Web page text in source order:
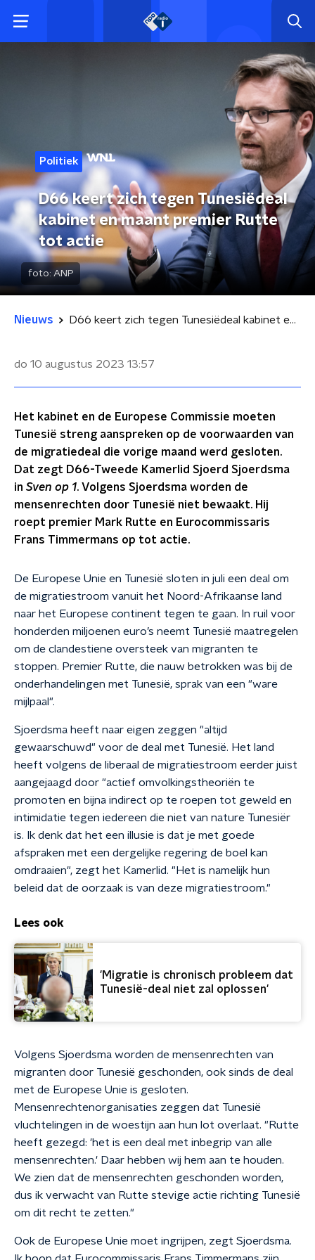
Politiek
D66 keert zich tegen Tunesiëdeal
kabinet en maant premier Rutte
tot actie
foto: ANP
Nieuws D66 keert zich tegen Tunesiëdeal kabinet en maant premier Rutte tot actie
do 10 augustus 2023 13:57
Het kabinet en de Europese Commissie moeten
Tunesië streng aanspreken op de voorwaarden van
de migratiedeal die vorige maand werd gesloten.
Dat zegt D66-Tweede Kamerlid Sjoerd Sjoerdsma
in Sven op 1. Volgens Sjoerdsma worden de
mensenrechten door Tunesië niet bewaakt. Hij
roept premier Mark Rutte en Eurocommissaris
Frans Timmermans op tot actie.
De Europese Unie en Tunesië sloten in juli een deal om
de migratiestroom vanuit het Noord-Afrikaanse land
naar het Europese continent tegen te gaan. In ruil voor
honderden miljoenen euro’s neemt Tunesië maatregelen
om de clandestiene oversteek van migranten te
stoppen. Premier Rutte, die nauw betrokken was bij de
onderhandelingen met Tunesië, sprak van een "ware
mijlpaal".
Sjoerdsma heeft naar eigen zeggen "altijd
gewaarschuwd" voor de deal met Tunesië. Het land
heeft volgens de liberaal de migratiestroom eerder juist
aangejaagd door "actief omvolkingstheoriën te
promoten en bijna indirect op te roepen tot geweld en
intimidatie tegen iedereen die niet van nature Tunesiër
is. Ik denk dat het een illusie is dat je met goede
afspraken met een dergelijke regering de boel kan
omdraaien", zegt het Kamerlid. "Het is namelijk hun
beleid dat de oorzaak is van deze migratiestroom."
Lees ook
'Migratie is chronisch probleem dat
Tunesië-deal niet zal oplossen'
Volgens Sjoerdsma worden de mensenrechten van
migranten door Tunesië geschonden, ook sinds de deal
met de Europese Unie is gesloten.
Mensenrechtenorganisaties zeggen dat Tunesië
vluchtelingen in de woestijn aan hun lot overlaat. "Rutte
heeft gezegd: 'het is een deal met inbegrip van alle
mensenrechten.' Daar hebben wij hem aan te houden.
We zien dat de mensenrechten geschonden worden,
dus ik verwacht van Rutte stevige actie richting Tunesië
om dit recht te zetten."
Ook de Europese Unie moet ingrijpen, zegt Sjoerdsma.